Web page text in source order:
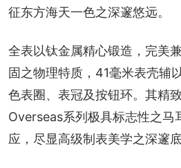
征东方海天一色之深邃悠远。
全表以钛金属精心锻造，完美
固之物理特质，41毫米表壳辅
色表圈、表冠及按钮环。其精
Overseas系列极具标志性之马
应，尽显高级制表美学之深邃底